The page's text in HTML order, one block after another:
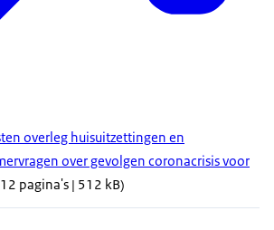
overleg huisuitzettingen en
over gevolgen coronacrisis voor
pagina's | 512 kB)